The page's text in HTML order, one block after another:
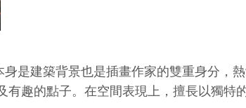
是建築背景也是插畫作家的雙重身分，
有趣的點子。在空間表現上，擅長以獨特